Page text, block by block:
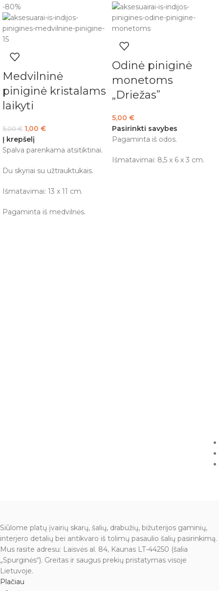
-80%
Medvilninė
piniginė kristalams
laikyti
5,00€ 1,00 €
Į krepšelį
Spalva parenkama atsitiktinai.
Du skyriai su užtrauktukais.
Išmatavimai: 13 x 11 cm.
Pagaminta iš medvilnės.
Odinė piniginė
monetoms
„Driežas”
5,00 €
Pasirinkti savybes
Pagaminta iš odos.
Išmatavimai: 8,5 x 6 x 3 cm.
Siūlome platų įvairių skarų, šalių, drabužių, bižuterijos gaminių,
interjero detalių bei antikvaro iš tolimų pasaulio šalių pasirinkimą.
Mus rasite adresu: Laisvės al. 84, Kaunas LT-44250 (šalia
„Spurginės“). Greitas ir saugus prekių pristatymas visoje
Lietuvoje.
Plačiau